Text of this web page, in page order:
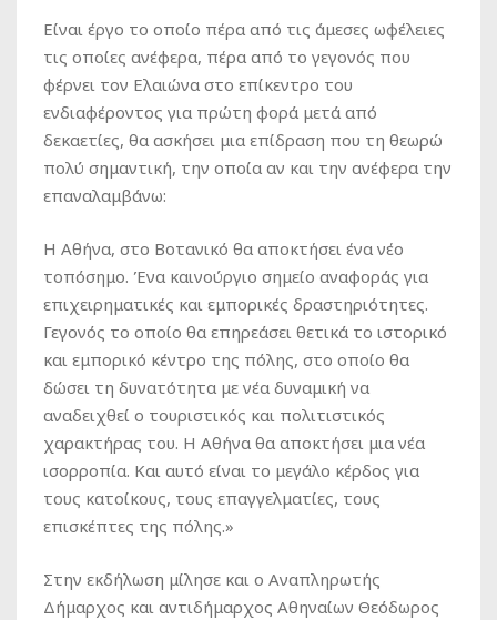
Είναι έργο το οποίο πέρα από τις άμεσες ωφέλειες
τις οποίες ανέφερα, πέρα από το γεγονός που
φέρνει τον Ελαιώνα στο επίκεντρο του
ενδιαφέροντος για πρώτη φορά μετά από
δεκαετίες, θα ασκήσει μια επίδραση που τη θεωρώ
πολύ σημαντική, την οποία αν και την ανέφερα την
επαναλαμβάνω:
Η Αθήνα, στο Βοτανικό θα αποκτήσει ένα νέο
τοπόσημο. Ένα καινούργιο σημείο αναφοράς για
επιχειρηματικές και εμπορικές δραστηριότητες.
Γεγονός το οποίο θα επηρεάσει θετικά το ιστορικό
και εμπορικό κέντρο της πόλης, στο οποίο θα
δώσει τη δυνατότητα με νέα δυναμική να
αναδειχθεί ο τουριστικός και πολιτιστικός
χαρακτήρας του. Η Αθήνα θα αποκτήσει μια νέα
ισορροπία. Και αυτό είναι το μεγάλο κέρδος για
τους κατοίκους, τους επαγγελματίες, τους
επισκέπτες της πόλης.»
Στην εκδήλωση μίλησε και ο Αναπληρωτής
Δήμαρχος και αντιδήμαρχος Αθηναίων Θεόδωρος